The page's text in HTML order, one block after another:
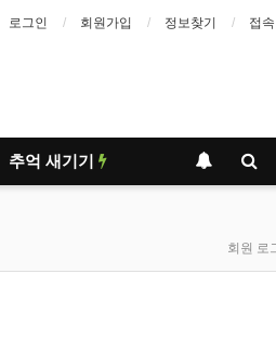
로그인 회원가입 정보찾기 접
추억 새기기
회원 로